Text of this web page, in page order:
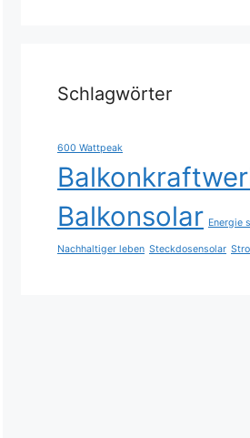
Schlagwörter
600 Wattpeak
Balkonsolar Energie
Nachhaltiger leben Steckdosensolar